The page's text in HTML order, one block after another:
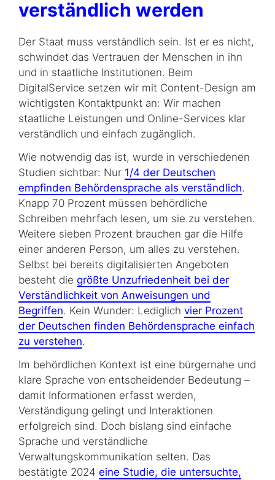
ver­ständlich werden
Der Staat muss verständlich sein. Ist er es nicht,
schwindet das Vertrauen der Menschen in ihn
und in staatliche Institutionen. Beim
DigitalService setzen wir mit Content-Design am
wichtigsten Kontaktpunkt an: Wir machen
staatliche Leistungen und Online-Services klar
verständlich und einfach zugänglich.
Wie notwendig das ist, wurde in verschiedenen
Studien sichtbar: Nur 1/4 der Deutschen
empfinden Behördensprache als verständlich.
Knapp 70 Prozent müssen behördliche
Schreiben mehrfach lesen, um sie zu verstehen.
Weitere sieben Prozent brauchen gar die Hilfe
einer anderen Person, um alles zu verstehen.
Selbst bei bereits digitalisierten Angeboten
besteht die größte Unzufriedenheit bei der
Verständlichkeit von Anweisungen und
Begriffen. Kein Wunder: Lediglich vier Prozent
der Deutschen finden Behördensprache einfach
zu verstehen.
Im behördlichen Kontext ist eine bürgernahe und
klare Sprache von entscheidender Bedeutung –
damit Informationen erfasst werden,
Verständigung gelingt und Interaktionen
erfolgreich sind. Doch bislang sind einfache
Sprache und verständliche
Verwaltungskommunikation selten. Das
bestätigte 2024 eine Studie, die untersuchte,